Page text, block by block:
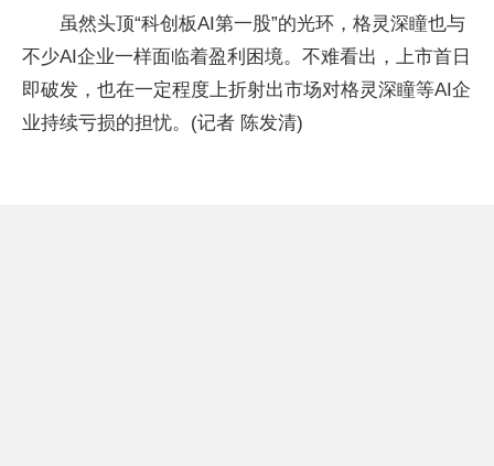
虽然头顶“科创板AI第一股”的光环，格灵深瞳也与
不少AI企业一样面临着盈利困境。不难看出，上市首日
即破发，也在一定程度上折射出市场对格灵深瞳等AI企
业持续亏损的担忧。(记者 陈发清)